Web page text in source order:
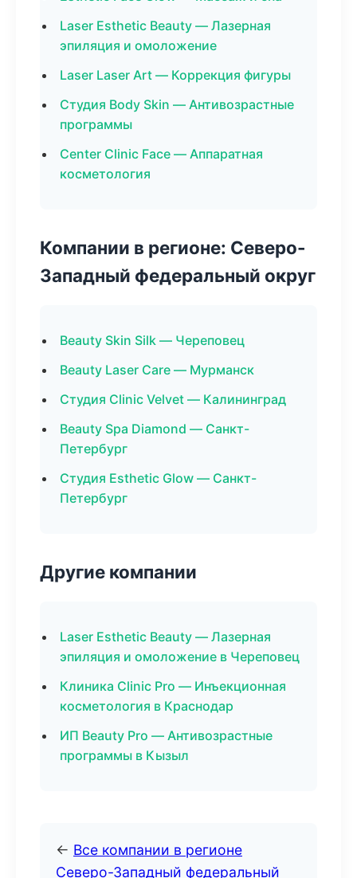
Laser Esthetic Beauty — Лазерная
эпиляция и омоложение
Laser Laser Art — Коррекция фигуры
Студия Body Skin — Антивозрастные
программы
Center Clinic Face — Аппаратная
косметология
Компании в регионе: Северо-
Западный федеральный округ
Beauty Skin Silk — Череповец
Beauty Laser Care — Мурманск
Студия Clinic Velvet — Калининград
Beauty Spa Diamond — Санкт-
Петербург
Студия Esthetic Glow — Санкт-
Петербург
Другие компании
Laser Esthetic Beauty — Лазерная
эпиляция и омоложение в Череповец
Клиника Clinic Pro — Инъекционная
косметология в Краснодар
ИП Beauty Pro — Антивозрастные
программы в Кызыл
← Все компании в регионе
Северо-Западный федеральный